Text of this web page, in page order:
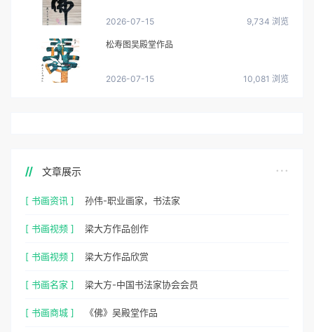
2026-07-15 9,734 浏览
松寿图吴殿堂作品
2026-07-15 10,081 浏览
文章展示
[ 书画资讯 ] 孙伟-职业画家，书法家
[ 书画视频 ] 梁大方作品创作
[ 书画视频 ] 梁大方作品欣赏
[ 书画名家 ] 梁大方-中国书法家协会会员
[ 书画商城 ] 《佛》吴殿堂作品